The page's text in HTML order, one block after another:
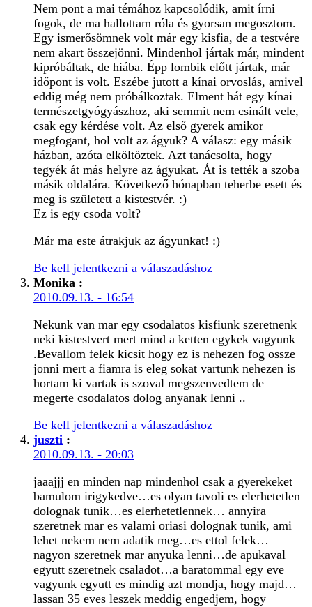
Nem pont a mai témához kapcsolódik, amit írni
fogok, de ma hallottam róla és gyorsan megosztom.
Egy ismerősömnek volt már egy kisfia, de a testvére
nem akart összejönni. Mindenhol jártak már, mindent
kipróbáltak, de hiába. Épp lombik előtt jártak, már
időpont is volt. Eszébe jutott a kínai orvoslás, amivel
eddig még nem próbálkoztak. Elment hát egy kínai
természetgyógyászhoz, aki semmit nem csinált vele,
csak egy kérdése volt. Az első gyerek amikor
megfogant, hol volt az ágyuk? A válasz: egy másik
házban, azóta elköltöztek. Azt tanácsolta, hogy
tegyék át más helyre az ágyukat. Át is tették a szoba
másik oldalára. Következő hónapban teherbe esett és
meg is született a kistestvér. :)
Ez is egy csoda volt?
Már ma este átrakjuk az ágyunkat! :)
Be kell jelentkezni a válaszadáshoz
Monika :
2010.09.13. - 16:54
Nekunk van mar egy csodalatos kisfiunk szeretnenk
neki kistestvert mert mind a ketten egykek vagyunk
.Bevallom felek kicsit hogy ez is nehezen fog ossze
jonni mert a fiamra is eleg sokat vartunk nehezen is
hortam ki vartak is szoval megszenvedtem de
megerte csodalatos dolog anyanak lenni ..
Be kell jelentkezni a válaszadáshoz
juszti :
2010.09.13. - 20:03
jaaajjj en minden nap mindenhol csak a gyerekeket
bamulom irigykedve…es olyan tavoli es elerhetetlen
dolognak tunik…es elerhetetlennek… annyira
szeretnek mar es valami oriasi dolognak tunik, ami
lehet nekem nem adatik meg…es ettol felek…
nagyon szeretnek mar anyuka lenni…de apukaval
egyutt szeretnek csaladot…a baratommal egy eve
vagyunk egyutt es mindig azt mondja, hogy majd…
lassan 35 eves leszek meddig engedjem, hogy